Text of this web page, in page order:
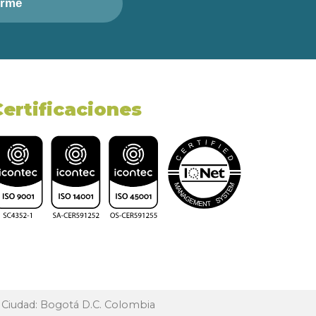
Ciudad: Bogotá D.C. Colombia